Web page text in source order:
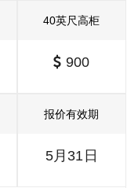
40英尺高柜
900
报价有效期
5月31日